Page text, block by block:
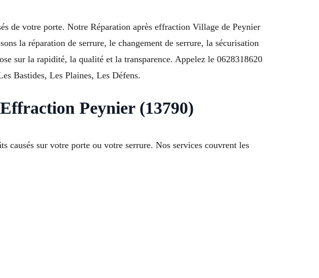
de votre porte. Notre Réparation après effraction Village de Peynier
la réparation de serrure, le changement de serrure, la sécurisation
sur la rapidité, la qualité et la transparence. Appelez le 0628318620
Bastides, Les Plaines, Les Défens.
Peynier (13790)
causés sur votre porte ou votre serrure. Nos services couvrent les